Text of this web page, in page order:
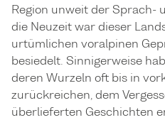
Region unweit der Sprach-
die Neuzeit war dieser
urtümlichen voralpinen
besiedelt. Sinnigerweise
deren Wurzeln oft bis in
zurückreichen, dem
überlieferten Geschichten